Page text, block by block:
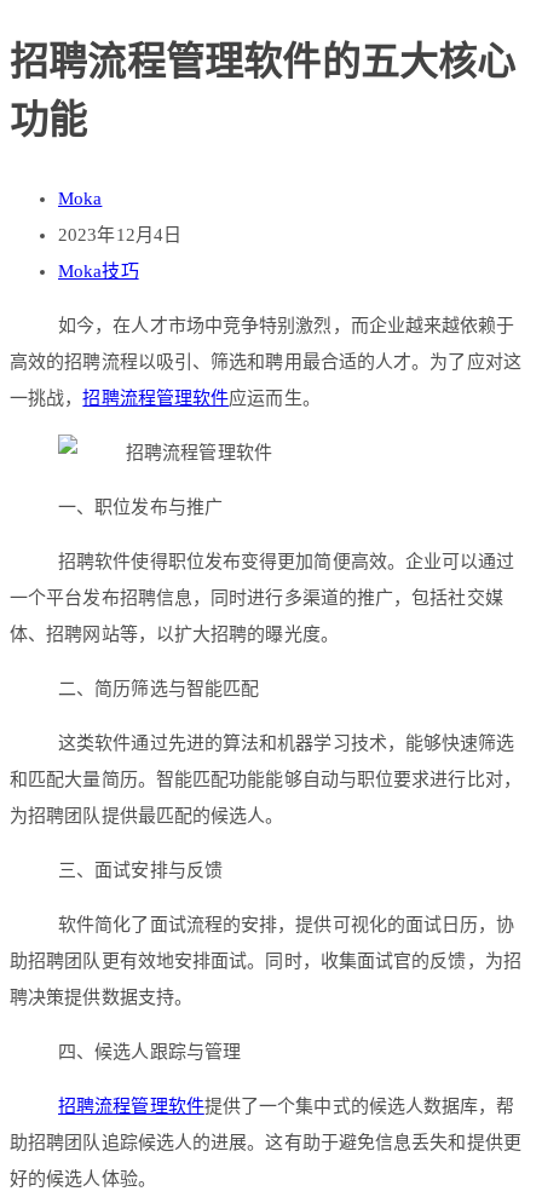
招聘流程管理软件的五大核心
功能
Moka
2023年12月4日
Moka技巧
如今，在人才市场中竞争特别激烈，而企业越来越依赖于
高效的招聘流程以吸引、筛选和聘用最合适的人才。为了应对这
一挑战，招聘流程管理软件应运而生。
一、职位发布与推广
招聘软件使得职位发布变得更加简便高效。企业可以通过
一个平台发布招聘信息，同时进行多渠道的推广，包括社交媒
体、招聘网站等，以扩大招聘的曝光度。
二、简历筛选与智能匹配
这类软件通过先进的算法和机器学习技术，能够快速筛选
和匹配大量简历。智能匹配功能能够自动与职位要求进行比对，
为招聘团队提供最匹配的候选人。
三、面试安排与反馈
软件简化了面试流程的安排，提供可视化的面试日历，协
助招聘团队更有效地安排面试。同时，收集面试官的反馈，为招
聘决策提供数据支持。
四、候选人跟踪与管理
招聘流程管理软件提供了一个集中式的候选人数据库，帮
助招聘团队追踪候选人的进展。这有助于避免信息丢失和提供更
好的候选人体验。